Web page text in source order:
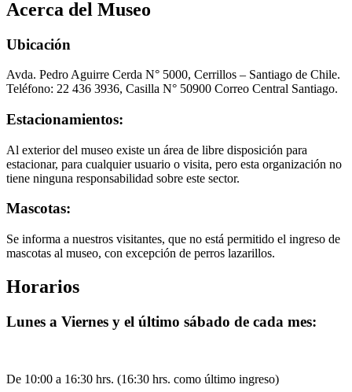
Acerca del Museo
Ubicación
Avda. Pedro Aguirre Cerda N° 5000, Cerrillos – Santiago de Chile.
Teléfono: 22 436 3936, Casilla N° 50900 Correo Central Santiago.
Estacionamientos:
Al exterior del museo existe un área de libre disposición para
estacionar, para cualquier usuario o visita, pero esta organización no
tiene ninguna responsabilidad sobre este sector.
Mascotas:
Se informa a nuestros visitantes, que no está permitido el ingreso de
mascotas al museo, con excepción de perros lazarillos.
Horarios
Lunes a Viernes y el último sábado de cada mes:
De 10:00 a 16:30 hrs. (16:30 hrs. como último ingreso)